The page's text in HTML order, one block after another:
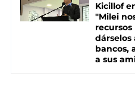
Kicillof
"Milei
recursos
dárselos
bancos,
a sus